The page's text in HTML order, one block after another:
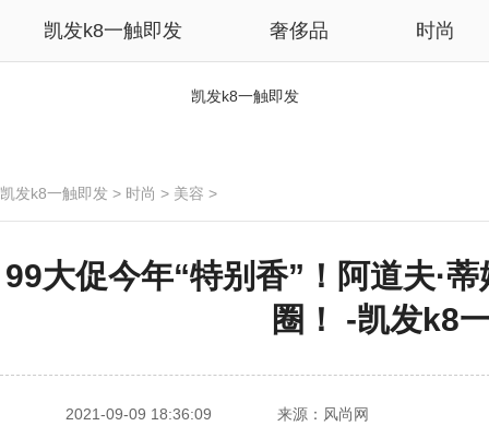
凯发k8一触即发 奢侈品 时尚
凯发k8一触即发
凯发k8一触即发 > 时尚 > 美容 >
99大促今年“特别香”！阿道夫·
圈！ -凯发k8
2021-09-09 18:36:09 来源：风尚网